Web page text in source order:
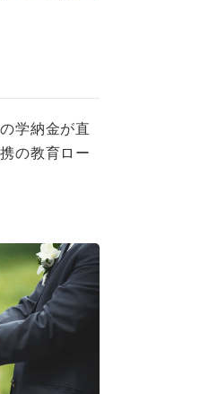
学納金が直
の教育ロー